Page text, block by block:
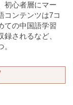
初心者層にマー
コンテンツは7コ
ての中国語学習
されるなど、